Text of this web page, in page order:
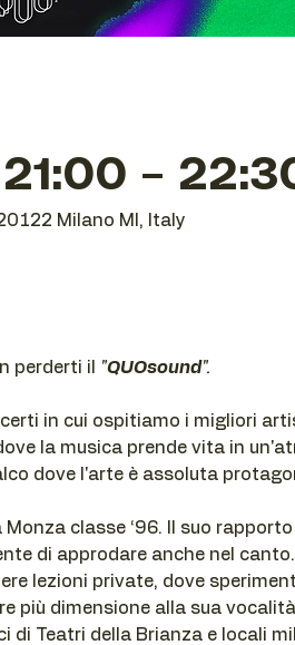
–
Milano MI, Italy
perderti il "QUOsound".
in cui ospitiamo i migliori
la musica prende vita in
dove l'arte è assoluta
Monza classe ‘96. Il suo
di approdare anche nel canto.
lezioni private, dove
più dimensione alla sua
di Teatri della Brianza e locali